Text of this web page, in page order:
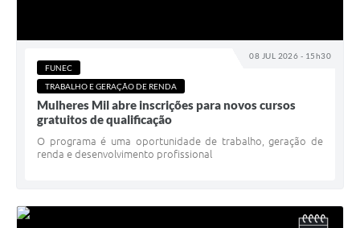
08 JUL 2026 - 15h30
FUNEC
TRABALHO E GERAÇÃO DE RENDA
Mulheres Mil abre inscrições para novos cursos
gratuitos de qualificação
O programa é uma oportunidade de trabalho, geração de
renda e desenvolvimento profissional